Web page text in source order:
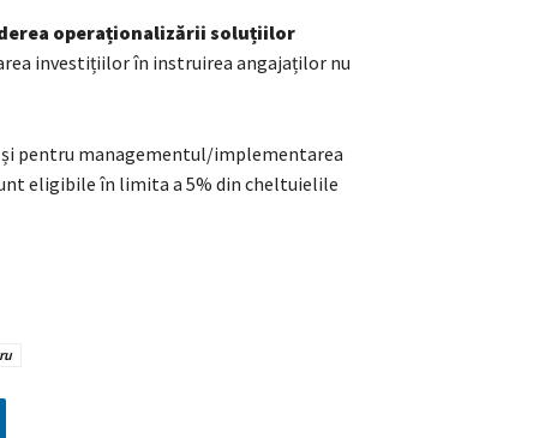
operaționalizării soluțiilor
investițiilor în instruirea angajaților nu
pentru managementul/implementarea
eligibile în limita a 5% din cheltuielile